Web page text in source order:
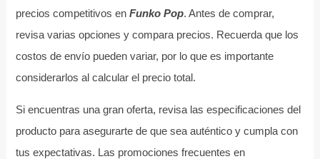
precios competitivos en Funko Pop. Antes de comprar,
revisa varias opciones y compara precios. Recuerda que los
costos de envío pueden variar, por lo que es importante
considerarlos al calcular el precio total.
Si encuentras una gran oferta, revisa las especificaciones del
producto para asegurarte de que sea auténtico y cumpla con
tus expectativas. Las promociones frecuentes en